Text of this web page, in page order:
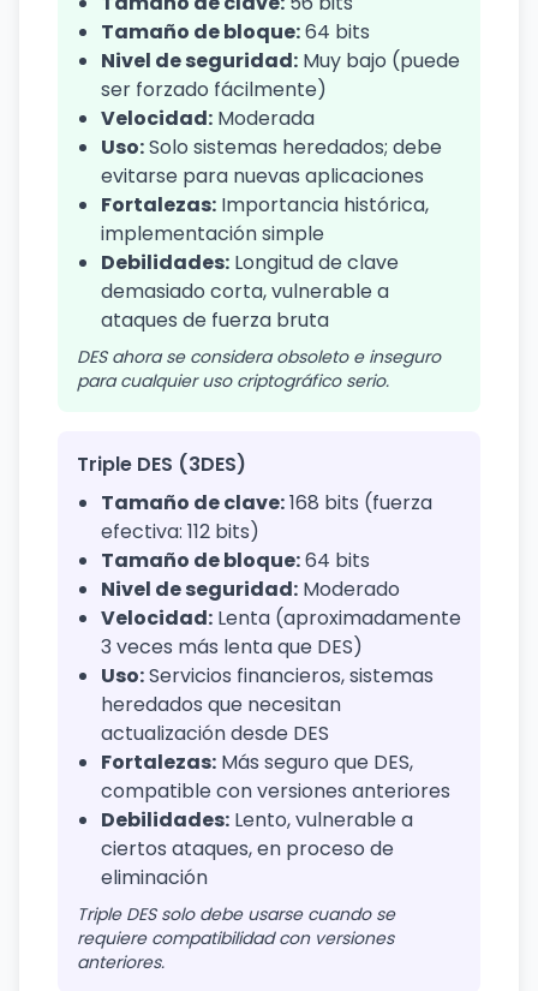
Tamaño de bloque:64 bits
Nivel de seguridad: Muy bajo (puede
ser forzado fácilmente)
Velocidad: Moderada
Uso:Solo sistemas heredados; debe
evitarse para nuevas aplicaciones
Fortalezas: Importancia histórica,
implementación simple
Debilidades: Longitud de clave
demasiado corta, vulnerable a
ataques de fuerza bruta
DES ahora se considera obsoleto e inseguro
para cualquier uso criptográfico serio.
Triple DES (3DES)
Tamaño de clave:168 bits (fuerza
efectiva: 112 bits)
Tamaño de bloque:64 bits
Nivel de seguridad: Moderado
Velocidad: Lenta (aproximadamente
3 veces más lenta que DES)
Uso:Servicios financieros, sistemas
heredados que necesitan
actualización desde DES
Fortalezas: Más seguro que DES,
compatible con versiones anteriores
Debilidades: Lento, vulnerable a
ciertos ataques, en proceso de
eliminación
Triple DES solo debe usarse cuando se
requiere compatibilidad con versiones
anteriores.